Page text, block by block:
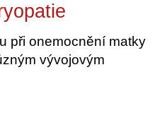
při onemocnění matky
vývojovým